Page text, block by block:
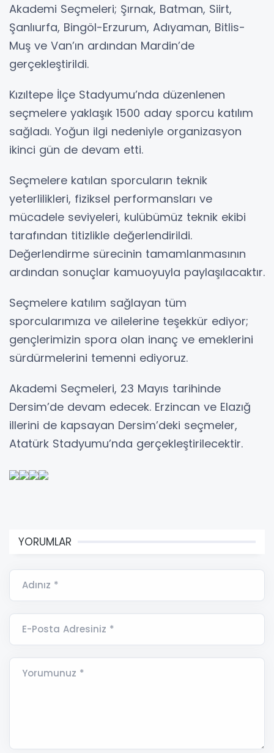
Akademi Seçmeleri; Şırnak, Batman, Siirt,
Şanlıurfa, Bingöl-Erzurum, Adıyaman, Bitlis-
Muş ve Van’ın ardından Mardin’de
gerçekleştirildi.
Kızıltepe İlçe Stadyumu’nda düzenlenen
seçmelere yaklaşık 1500 aday sporcu katılım
sağladı. Yoğun ilgi nedeniyle organizasyon
ikinci gün de devam etti.
Seçmelere katılan sporcuların teknik
yeterlilikleri, fiziksel performansları ve
mücadele seviyeleri, kulübümüz teknik ekibi
tarafından titizlikle değerlendirildi.
Değerlendirme sürecinin tamamlanmasının
ardından sonuçlar kamuoyuyla paylaşılacaktır.
Seçmelere katılım sağlayan tüm
sporcularımıza ve ailelerine teşekkür ediyor;
gençlerimizin spora olan inanç ve emeklerini
sürdürmelerini temenni ediyoruz.
Akademi Seçmeleri, 23 Mayıs tarihinde
Dersim’de devam edecek. Erzincan ve Elazığ
illerini de kapsayan Dersim’deki seçmeler,
Atatürk Stadyumu’nda gerçekleştirilecektir.
YORUMLAR
Adınız *
E-Posta Adresiniz *
Yorumunuz *